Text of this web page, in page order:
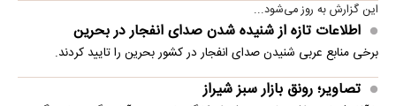
این گزارش به روز می‌شود...
اطلاعات تازه از شنیده شدن صدای انفجار در بحرین
برخی منابع عربی شنیدن صدای انفجار در کشور بحرین را تایید کردند.
تصاویر؛ رونق بازار سبز شیراز